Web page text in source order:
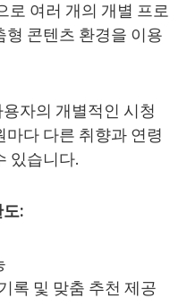
로 여러 개의 개별 프로
형 콘텐츠 환경을 이용
자의 개별적인 시청
다 다른 취향과 연령
있습니다.
:
록 및 맞춤 추천 제공